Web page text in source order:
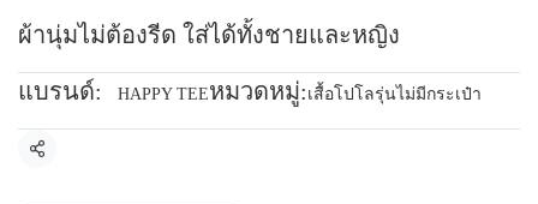
ผ้านุ่มไม่ต้องรีด ใส่ได้ทั้งชายและหญิง
แบรนด์: HAPPY TEEหมวดหมู่: เสื้อโปโลรุ่นไม่มีกระเป๋า
แชร์